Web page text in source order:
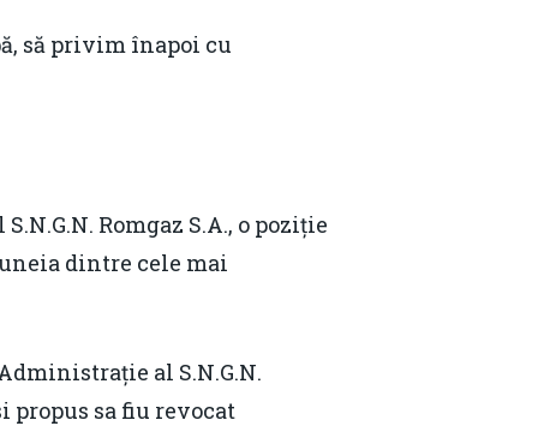
să privim înapoi cu
Romgaz S.A., o poziție
dintre cele mai
al S.N.G.N.
propus sa fiu revocat